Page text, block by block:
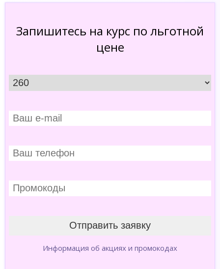
Запишитесь на курс по льготной
цене
Информация об акциях и промокодах